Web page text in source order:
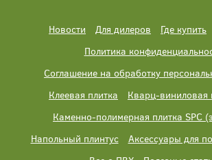
Новости Для дилеров Где купить
Политика
Соглашение на обработку
Клеевая плитка
Кварц-виниловая
Каменно-полимерная плитка SPC
Напольный плинтус
Аксессуары для